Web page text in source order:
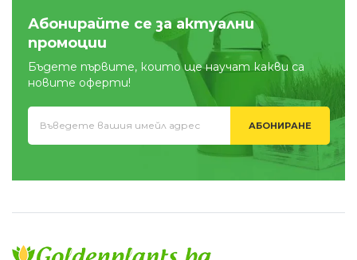
Абонирайте се за актуални
промоции
Бъдете първите, които ще научат какви са
новите оферти!
АБОНИРАНЕ